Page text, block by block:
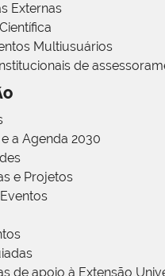
Externas
Multiusuários
de
a Agenda 2030
e Projetos
de apoio à Extensão